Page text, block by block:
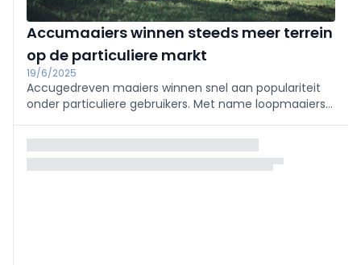
Accumaaiers winnen steeds meer terrein
op de particuliere markt
19/6/2025
Accugedreven maaiers winnen snel aan populariteit
onder particuliere gebruikers. Met name loopmaaiers
nu maken ook accuzitmaaiers hun entree. Hoe ver zijn
we nog verwijderd van ...